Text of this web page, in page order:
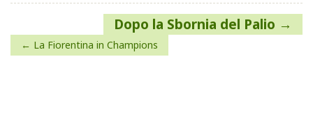
Navigazione
articoli
Dopo la Sbornia del Palio
La Fiorentina in Champions